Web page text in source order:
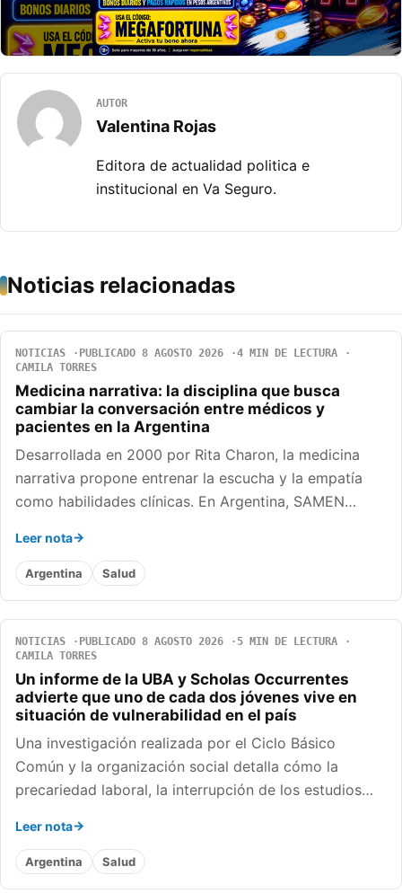
AUTOR
Valentina Rojas
Editora de actualidad politica e
institucional en Va Seguro.
Noticias relacionadas
NOTICIAS PUBLICADO 8 AGOSTO 2026
4 MIN DE LECTURA
CAMILA TORRES
Medicina narrativa: la disciplina que busca
cambiar la conversación entre médicos y
pacientes en la Argentina
Desarrollada en 2000 por Rita Charon, la medicina
narrativa propone entrenar la escucha y la empatía
como habilidades clínicas. En Argentina, SAMEN…
Leer nota
Argentina Salud
NOTICIAS PUBLICADO 8 AGOSTO 2026
5 MIN DE LECTURA
CAMILA TORRES
Un informe de la UBA y Scholas Occurrentes
advierte que uno de cada dos jóvenes vive en
situación de vulnerabilidad en el país
Una investigación realizada por el Ciclo Básico
Común y la organización social detalla cómo la
precariedad laboral, la interrupción de los estudios…
Leer nota
Argentina Salud